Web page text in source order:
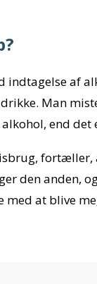
indtagelse af
Man
end
den anden,
med at blive